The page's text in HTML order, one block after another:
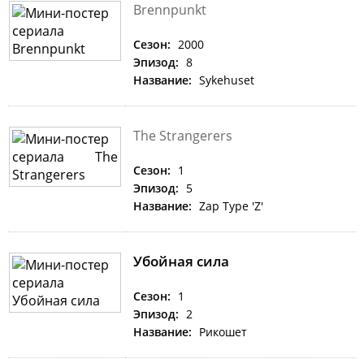
Brennpunkt
Сезон: 2000
Эпизод: 8
Название: Sykehuset
The Strangerers
Сезон: 1
Эпизод: 5
Название: Zap Type 'Z'
Убойная сила
Сезон: 1
Эпизод: 2
Название: Рикошет